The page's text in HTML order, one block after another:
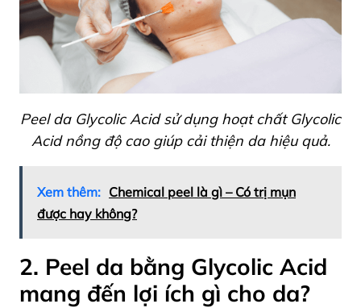
Peel da Glycolic Acid sử dụng hoạt chất Glycolic
Acid nồng độ cao giúp cải thiện da hiệu quả.
Xem thêm: Chemical peel là gì – Có trị mụn
được hay không?
2. Peel da bằng Glycolic Acid
mang đến lợi ích gì cho da?